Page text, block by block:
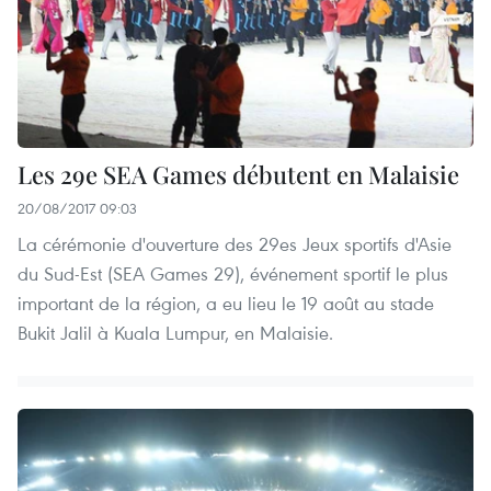
Les 29e SEA Games débutent en Malaisie
20/08/2017 09:03
La cérémonie d'ouverture des 29es Jeux sportifs d'Asie
du Sud-Est (SEA Games 29), événement sportif le plus
important de la région, a eu lieu le 19 août au stade
Bukit Jalil à Kuala Lumpur, en Malaisie.